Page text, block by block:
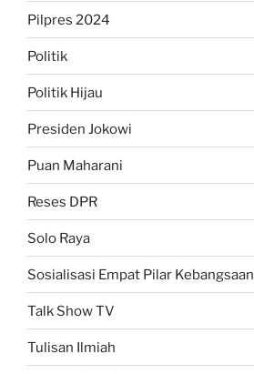
Pilpres 2024
Politik
Politik Hijau
Presiden Jokowi
Puan Maharani
Reses DPR
Solo Raya
Sosialisasi Empat Pilar Kebangsaan
Talk Show TV
Tulisan Ilmiah